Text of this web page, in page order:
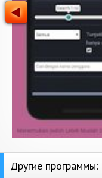
Другие программы: